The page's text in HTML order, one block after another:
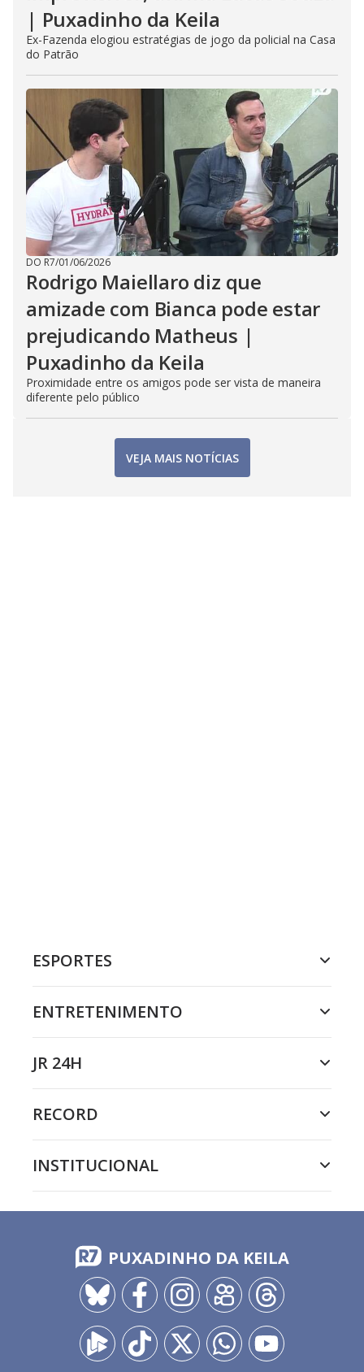
| Puxadinho da Keila
Ex-Fazenda elogiou estratégias de jogo da policial na Casa
do Patrão
DO R7/01/06/2026
Rodrigo Maiellaro diz que
amizade com Bianca pode estar
prejudicando Matheus |
Puxadinho da Keila
Proximidade entre os amigos pode ser vista de maneira
diferente pelo público
VEJA MAIS NOTÍCIAS
ESPORTES
ENTRETENIMENTO
JR 24H
RECORD
INSTITUCIONAL
PUXADINHO DA KEILA